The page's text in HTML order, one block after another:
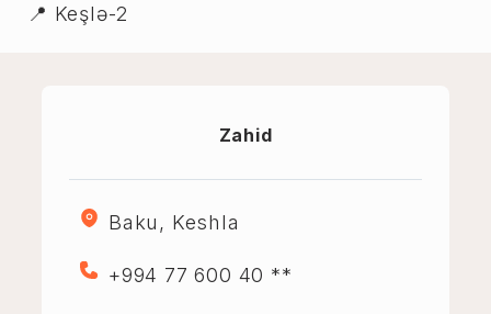
📍 Keşlə-2
Zahid
Baku, Keshla
+994 77 600 40 **